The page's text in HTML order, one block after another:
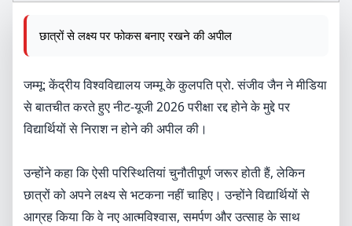
छात्रों से लक्ष्य पर फोकस बनाए रखने की अपील
जम्मू: केंद्रीय विश्वविद्यालय जम्मू के कुलपति प्रो. संजीव जैन ने मीडिया
से बातचीत करते हुए नीट-यूजी 2026 परीक्षा रद्द होने के मुद्दे पर
विद्यार्थियों से निराश न होने की अपील की।
उन्होंने कहा कि ऐसी परिस्थितियां चुनौतीपूर्ण जरूर होती हैं, लेकिन
छात्रों को अपने लक्ष्य से भटकना नहीं चाहिए। उन्होंने विद्यार्थियों से
आग्रह किया कि वे नए आत्मविश्वास, समर्पण और उत्साह के साथ